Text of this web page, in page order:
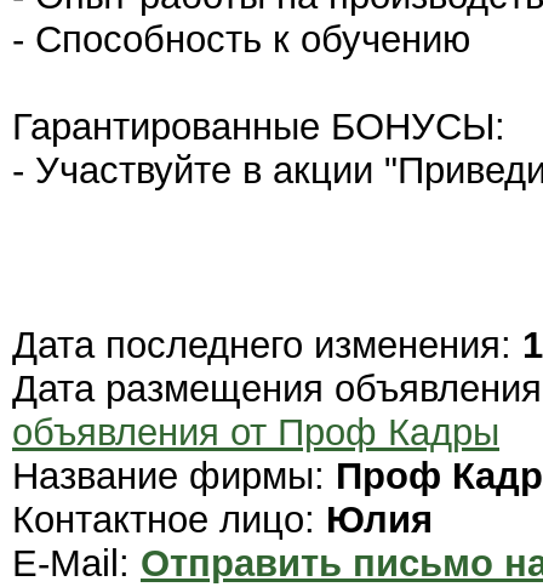
- Способность к обучению
Гарантированные БОНУСЫ:
- Участвуйте в акции
Дата последнего изменения:
Дата размещения
объявления от Проф Кадры
Название фирмы: Проф
Контактное лицо: Юлия
E-Mail: Отправить письмо